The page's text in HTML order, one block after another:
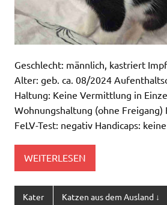
Geschlecht: männlich, kastriert
Alter: geb. ca. 08/2024
Haltung: Keine Vermittlung in
Wohnungshaltung (ohne Freigang)
FeLV-Test: negativ Handicaps:
WEITERLESEN
Kater Katzen aus dem Ausland ↓